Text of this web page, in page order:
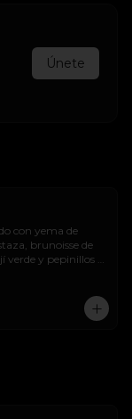
Únete
con yema de
brunoisse de
verde y pepinillos